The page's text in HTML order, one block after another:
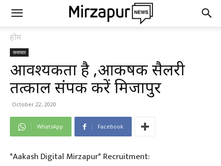
होम
समाचार
आवश्यकता है ,आकर्षक सैलरी
तत्काल संपर्क करें मिर्जापुर
October 22, 2020
WhatsApp Facebook
*Aakash Digital Mirzapur* Recruitment: